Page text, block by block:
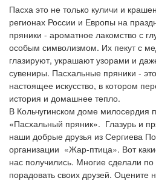
Пасха это не только куличи и
регионах России и Европы на
пряники - ароматное лакомство с
особым символизмом. Их пекут с
глазируют, украшают узорами и
сувениры. Пасхальные пряники -
настоящее искусство, в котором
история и домашнее тепло.
В Кольчугинском доме милосердия
«Пасхальный пряник». Глазурь и
наши добрые друзья из Сергиева
организации «Жар-птица». Вот
нас получились. Многие сделали по
порадовать своих друзей. Оцените